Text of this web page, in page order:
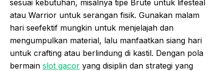
sesuai kebutuhan, misalnya tipe Brute untuk lifesteal
atau Warrior untuk serangan fisik. Gunakan malam
hari seefektif mungkin untuk menjelajah dan
mengumpulkan material, lalu manfaatkan siang hari
untuk crafting atau berlindung di kastil. Dengan pola
bermain slot gacor yang disiplin dan strategi yang